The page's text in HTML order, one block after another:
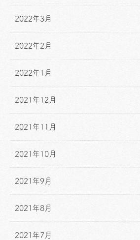
2022年3月
2022年2月
2022年1月
2021年12月
2021年11月
2021年10月
2021年9月
2021年8月
2021年7月